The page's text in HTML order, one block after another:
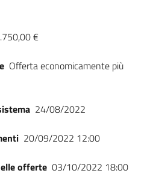
€
Offerta economicamente più
24/08/2022
20/09/2022 12:00
offerte 03/10/2022 18:00